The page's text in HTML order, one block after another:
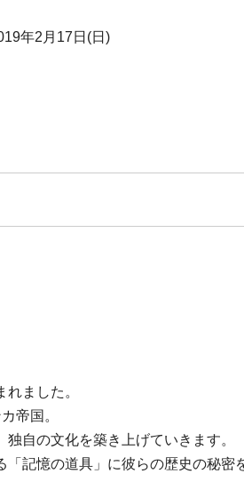
年2月17日(日)
ました。
帝国。
自の文化を築き上げていきます。
記憶の道具」に彼らの歴史の秘密